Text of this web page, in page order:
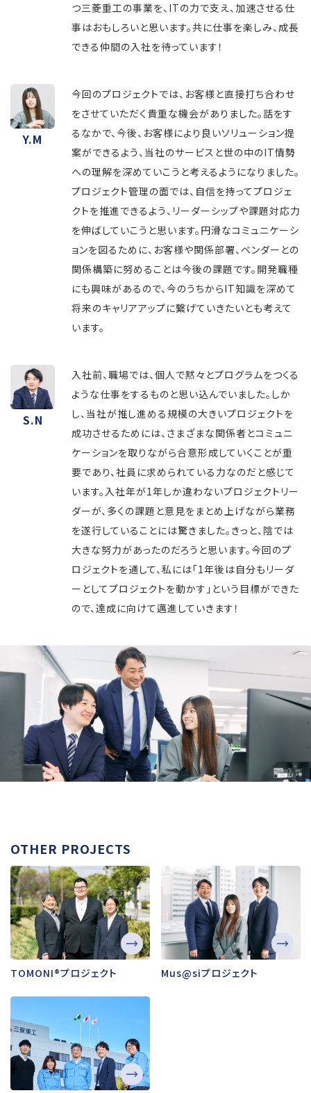
つ三菱重工の事業を、ITの力で支え、加速させる仕
事はおもしろいと思います。共に仕事を楽しみ、成長
できる仲間の入社を待っています！
Y.M
今回のプロジェクトでは、お客様と直接打ち合わせ
をさせていただく貴重な機会がありました。話をす
るなかで、今後、お客様により良いソリューション提
案ができるよう、当社のサービスと世の中のIT情勢
への理解を深めていこうと考えるようになりました。
プロジェクト管理の面では、自信を持ってプロジェ
クトを推進できるよう、リーダーシップや課題対応力
を伸ばしていこうと思います。円滑なコミュニケーシ
ョンを図るために、お客様や関係部署、ベンダーとの
関係構築に努めることは今後の課題です。開発職種
にも興味があるので、今のうちからIT知識を深めて
将来のキャリアアップに繋げていきたいとも考えて
います。
S.N
入社前、職場では、個人で黙々とプログラムをつくる
ような仕事をするものと思い込んでいました。しか
し、当社が推し進める規模の大きいプロジェクトを
成功させるためには、さまざまな関係者とコミュニ
ケーションを取りながら合意形成していくことが重
要であり、社員に求められている力なのだと感じて
います。入社年が1年しか違わないプロジェクトリー
ダーが、多くの課題と意見をまとめ上げながら業務
を遂行していることには驚きました。きっと、陰では
大きな努力があったのだろうと思います。今回のプ
ロジェクトを通して、私には「1年後は自分もリーダ
ーとしてプロジェクトを動かす」という目標ができた
ので、達成に向けて邁進していきます！
OTHER PROJECTS
TOMONI®プロジェクト Mus@siプロジェクト